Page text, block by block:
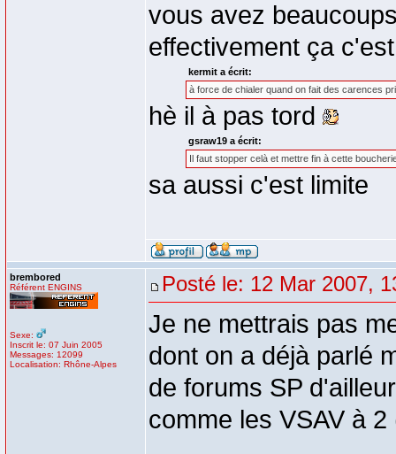
vous avez
effectivement ça
kermit a écrit:
à force de chialer quand on fait des carences
hè il à pas tord
gsraw19 a écrit:
Il faut stopper celà et mettre fin à cette
sa aussi c'est limite
brembored
Référent ENGINS
Sexe:
Inscrit le: 07 Juin 2005
Messages: 12099
Localisation: Rhône-Alpes
Posté le: 12 Mar 2007,
Je ne mettrais pas
dont on a déjà parlé
de forums SP
comme les VSAV à